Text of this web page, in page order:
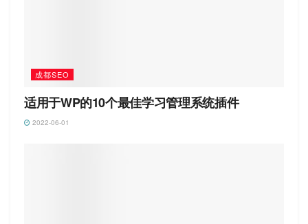
成都SEO
适用于WP的10个最佳学习管理系统插件
2022-06-01